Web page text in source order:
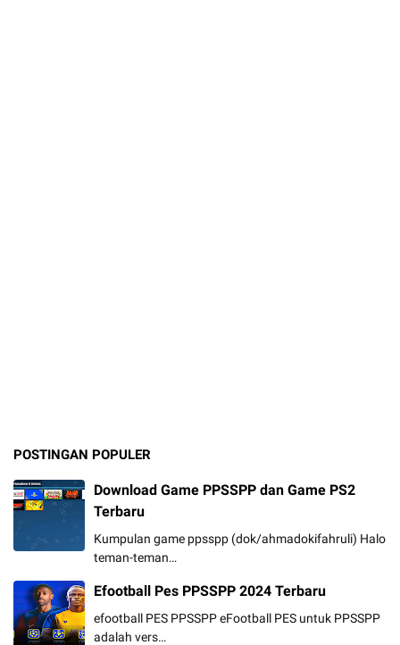
POSTINGAN POPULER
Download Game PPSSPP dan Game PS2
Terbaru
Kumpulan game ppsspp (dok/ahmadokifahruli) Halo
teman-teman…
Efootball Pes PPSSPP 2024 Terbaru
efootball PES PPSSPP eFootball PES untuk PPSSPP
adalah vers…